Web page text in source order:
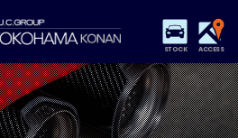
STOCK ACCESS
保証&サービス パーツリスト
店舗情報 アクセスマップ